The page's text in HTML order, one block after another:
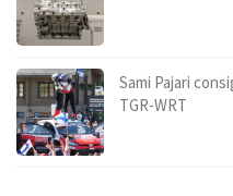
Sami Pajari
TGR-WRT